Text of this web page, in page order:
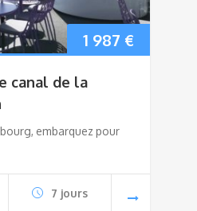
1 987 €
canal de la
embarquez pour
7 jours